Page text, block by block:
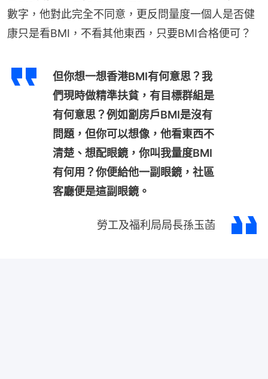
數字，他對此完全不同意，更反問量度一個人是否健
康只是看BMI，不看其他東西，只要BMI合格便可？
但你想一想香港BMI有何意思？我
們現時做精準扶貧，有目標群組是
有何意思？例如劏房戶BMI是沒有
問題，但你可以想像，他看東西不
清楚、想配眼鏡，你叫我量度BMI
有何用？你便給他一副眼鏡，社區
客廳便是這副眼鏡。
勞工及福利局局長孫玉菡